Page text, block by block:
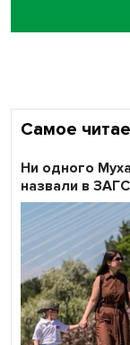
Самое
Ни одного
назвали в